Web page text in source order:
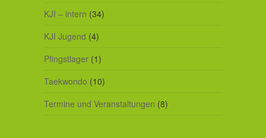
KJI – intern (34)
KJI Jugend (4)
Pfingstlager(1)
Taekwondo (10)
Termine und Veranstaltungen (8)